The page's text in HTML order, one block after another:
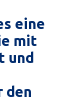
eine
mit
und
den